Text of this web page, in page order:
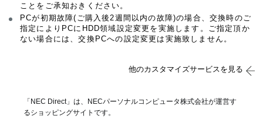
ことをご承知おきください。
PCが初期故障(ご購入後2週間以内の故障)の場合、交換時のご
指定によりPCにHDD領域設定変更を実施します。ご指定頂か
ない場合には、交換PCへの設定変更は実施致しません。
他のカスタマイズサービスを見る
「NEC Direct」は、NECパーソナルコンピュータ株式会社が運営す
るショッピングサイトです。